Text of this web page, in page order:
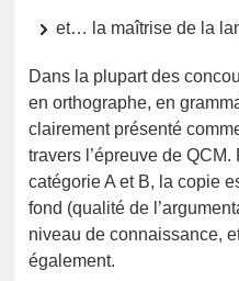
et… la maîtrise de la
Dans la plupart des
en orthographe, en
clairement présenté
travers l’épreuve de
catégorie A et B, la copie
fond (qualité de
niveau de connaissance,
également.